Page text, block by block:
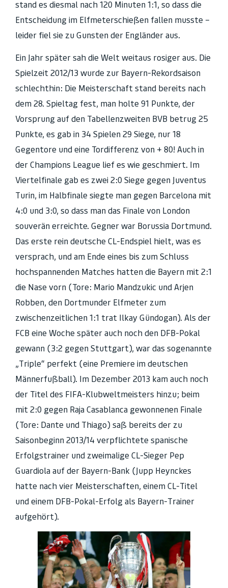
stand es diesmal nach 120 Minuten 1:1, so dass die
Entscheidung im Elfmeterschießen fallen musste –
leider fiel sie zu Gunsten der Engländer aus.
Ein Jahr später sah die Welt weitaus rosiger aus. Die
Spielzeit 2012/13 wurde zur Bayern-Rekordsaison
schlechthin: Die Meisterschaft stand bereits nach
dem 28. Spieltag fest, man holte 91 Punkte, der
Vorsprung auf den Tabellenzweiten BVB betrug 25
Punkte, es gab in 34 Spielen 29 Siege, nur 18
Gegentore und eine Tordifferenz von + 80! Auch in
der Champions League lief es wie geschmiert. Im
Viertelfinale gab es zwei 2:0 Siege gegen Juventus
Turin, im Halbfinale siegte man gegen Barcelona mit
4:0 und 3:0, so dass man das Finale von London
souverän erreichte. Gegner war Borussia Dortmund.
Das erste rein deutsche CL-Endspiel hielt, was es
versprach, und am Ende eines bis zum Schluss
hochspannenden Matches hatten die Bayern mit 2:1
die Nase vorn (Tore: Mario Mandzukic und Arjen
Robben, den Dortmunder Elfmeter zum
zwischenzeitlichen 1:1 trat Ilkay Gündogan). Als der
FCB eine Woche später auch noch den DFB-Pokal
gewann (3:2 gegen Stuttgart), war das sogenannte
„Triple“ perfekt (eine Premiere im deutschen
Männerfußball). Im Dezember 2013 kam auch noch
der Titel des FIFA-Klubweltmeisters hinzu; beim
mit 2:0 gegen Raja Casablanca gewonnenen Finale
(Tore: Dante und Thiago) saß bereits der zu
Saisonbeginn 2013/14 verpflichtete spanische
Erfolgstrainer und zweimalige CL-Sieger Pep
Guardiola auf der Bayern-Bank (Jupp Heynckes
hatte nach vier Meisterschaften, einem CL-Titel
und einem DFB-Pokal-Erfolg als Bayern-Trainer
aufgehört).